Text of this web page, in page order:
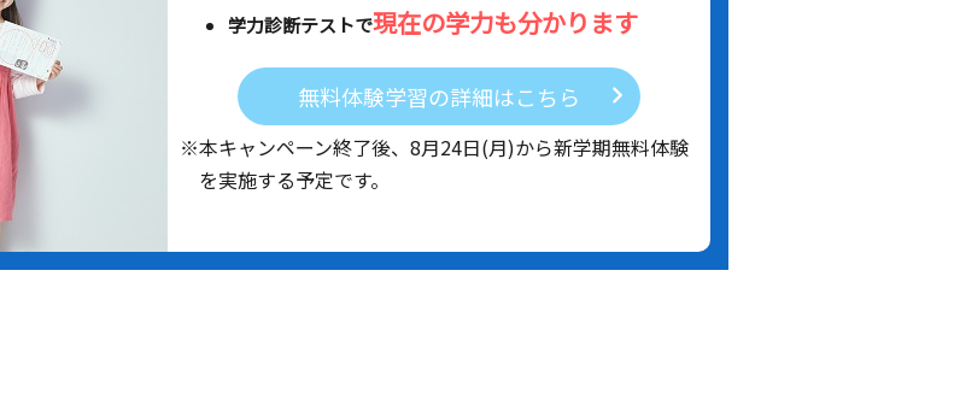
学力診断テストで現在の学力も分かります
無料体験学習の詳細はこちら
※本キャンペーン終了後、 8月24日(月)から新学期無料体験
を実施する予定です。